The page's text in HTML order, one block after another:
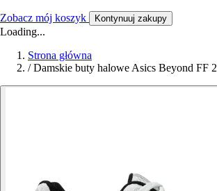
Zobacz mój koszyk Kontynuuj zakupy
Loading...
Strona główna
/ Damskie buty halowe Asics Beyond FF 2